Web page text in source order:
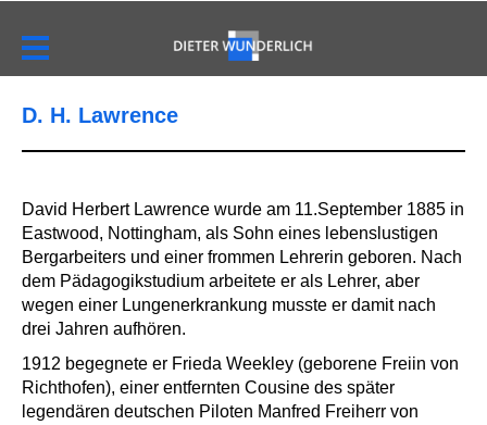
D. H. Lawrence
David Herbert Lawrence wurde am 11.September 1885 in
Eastwood, Nottingham, als Sohn eines lebenslustigen
Bergarbeiters und einer frommen Lehrerin geboren. Nach
dem Pädagogikstudium arbeitete er als Lehrer, aber
wegen einer Lungenerkrankung musste er damit nach
drei Jahren aufhören.
1912 begegnete er Frieda Weekley (geborene Freiin von
Richthofen), einer entfernten Cousine des später
legendären deutschen Piloten Manfred Freiherr von